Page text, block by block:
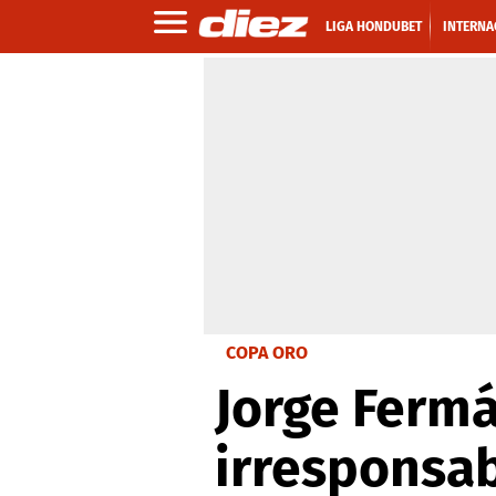
LIGA HONDUBET
COPA ORO
Jorge